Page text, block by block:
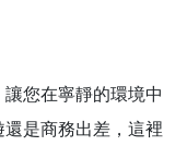
您在寧靜的環境中
是商務出差，這裡